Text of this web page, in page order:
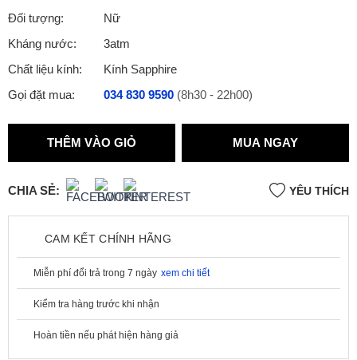
Đối tượng:
Nữ
Kháng nước:
3atm
Chất liệu kính:
Kính Sapphire
Gọi đặt mua:
034 830 9590 (8h30 - 22h00)
THÊM VÀO GIỎ MUA NGAY
CHIA SẺ: YÊU THÍCH
CAM KẾT CHÍNH HÃNG
Miễn phí đổi trả trong 7 ngày xem chi tiết
Kiểm tra hàng trước khi nhận
Hoàn tiền nếu phát hiện hàng giả